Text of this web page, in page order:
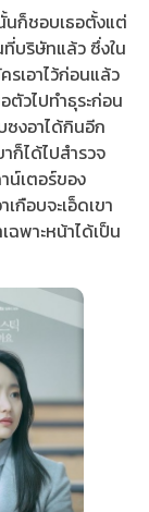
ก็ชอบเธอตั้งแต่
บริษัทแล้ว ซึ่งใน
รเอาไว้ก่อนแล้ว
ตัวไปทำธุระก่อน
งอาได้กินอีก
ก็ได้ไปสำรวจ
น์เตอร์ของ
กือบจะเอ็ดเขา
พาะหน้าได้เป็น